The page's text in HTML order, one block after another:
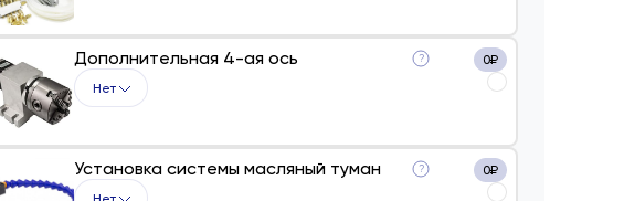
Дополнительная 4-ая ось ?
Нет
0₽
Установка системы масляный туман ? 0₽